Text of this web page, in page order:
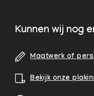
Kunnen wij nog
Maatwerk of
Bekijk onze